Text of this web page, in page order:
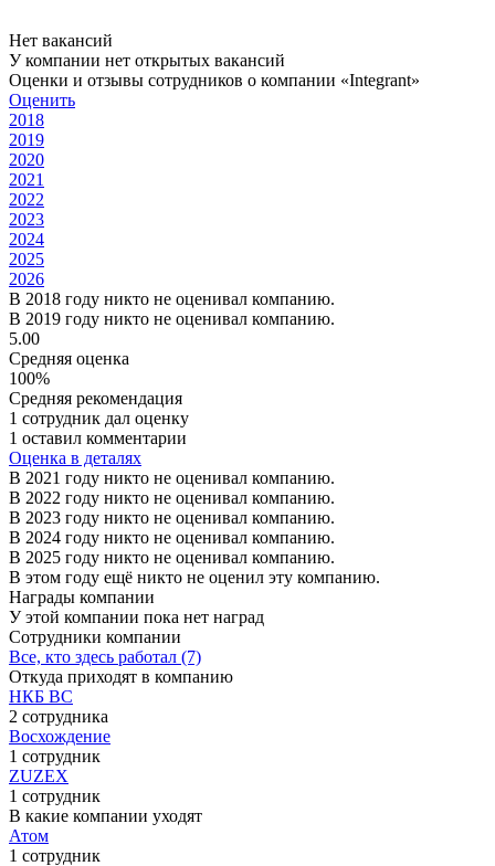
Нет вакансий
У компании нет открытых вакансий
Оценки и отзывы сотрудников о компании «Integrant»
Оценить
2018
2019
2020
2021
2022
2023
2024
2025
2026
В 2018 году никто не оценивал компанию.
В 2019 году никто не оценивал компанию.
5.00
Средняя оценка
100%
Средняя рекомендация
1 сотрудник дал оценку
1 оставил комментарии
Оценка в деталях
В 2021 году никто не оценивал компанию.
В 2022 году никто не оценивал компанию.
В 2023 году никто не оценивал компанию.
В 2024 году никто не оценивал компанию.
В 2025 году никто не оценивал компанию.
В этом году ещё никто не оценил эту компанию.
Награды компании
У этой компании пока нет наград
Сотрудники компании
Все, кто здесь работал (7)
Откуда приходят в компанию
НКБ ВС
2 сотрудника
Восхождение
1 сотрудник
ZUZEX
1 сотрудник
В какие компании уходят
Атом
1 сотрудник